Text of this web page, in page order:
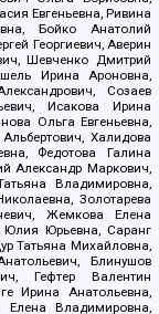
Евгеньевна, Ривина
Бойко Анатолий
Георгиевич, Аверин
Шевченко Дмитрий
Ирина Ароновна,
Созаев
Исакова Ирина
Ольга Евгеньевна,
Халидова
Федотова Галина
Александр Маркович,
Владимировна,
Золотарева
Жемкова Елена
Юлия Юрьевна, Саранг
Татьяна Михайловна,
Блинушов
Гефтер Валентин
Ирина Анатольевна,
Елена Владимировна,